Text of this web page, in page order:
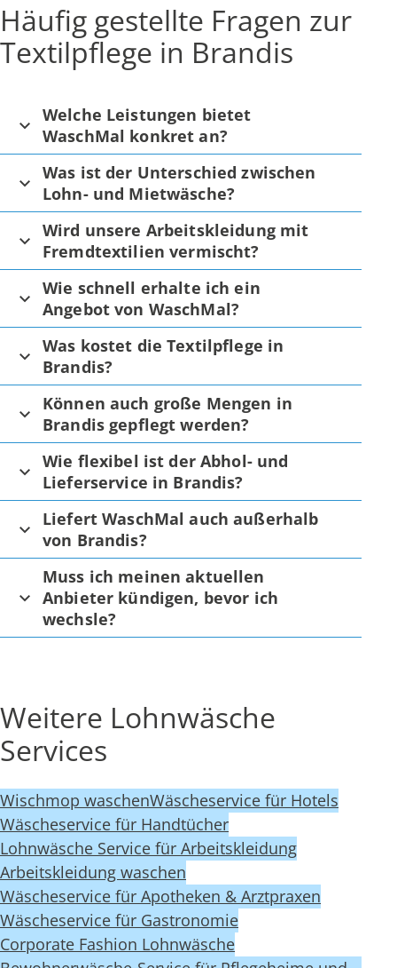
Häufig gestellte Fragen zur
Textilpflege in Brandis
Welche Leistungen bietet
WaschMal konkret an?
Was ist der Unterschied zwischen
Lohn- und Mietwäsche?
Wird unsere Arbeitskleidung mit
Fremdtextilien vermischt?
Wie schnell erhalte ich ein
Angebot von WaschMal?
Was kostet die Textilpflege in
Brandis?
Können auch große Mengen in
Brandis gepflegt werden?
Wie flexibel ist der Abhol- und
Lieferservice in Brandis?
Liefert WaschMal auch außerhalb
von Brandis?
Muss ich meinen aktuellen
Anbieter kündigen, bevor ich
wechsle?
Weitere Lohnwäsche
Services
Wischmop waschenWäscheservice für Hotels
Wäscheservice für Handtücher
Lohnwäsche Service für Arbeitskleidung
Arbeitskleidung waschen
Wäscheservice für Apotheken & Arztpraxen
Wäscheservice für Gastronomie
Corporate Fashion Lohnwäsche